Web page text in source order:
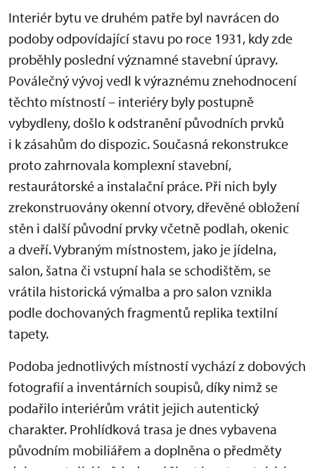
Interiér bytu ve druhém patře byl navrácen do
podoby odpovídající stavu po roce 1931, kdy zde
proběhly poslední významné stavební úpravy.
Poválečný vývoj vedl k výraznému znehodnocení
těchto místností – interiéry byly postupně
vybydleny, došlo k odstranění původních prvků
i k zásahům do dispozic. Současná rekonstrukce
proto zahrnovala komplexní stavební,
restaurátorské a instalační práce. Při nich byly
zrekonstruovány okenní otvory, dřevěné obložení
stěn i další původní prvky včetně podlah, okenic
a dveří. Vybraným místnostem, jako je jídelna,
salon, šatna či vstupní hala se schodištěm, se
vrátila historická výmalba a pro salon vznikla
podle dochovaných fragmentů replika textilní
tapety.
Podoba jednotlivých místností vychází z dobových
fotografií a inventárních soupisů, díky nimž se
podařilo interiérům vrátit jejich autentický
charakter. Prohlídková trasa je dnes vybavena
původním mobiliářem a doplněna o předměty